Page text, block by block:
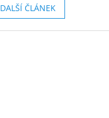
DALŠÍ ČLÁNEK